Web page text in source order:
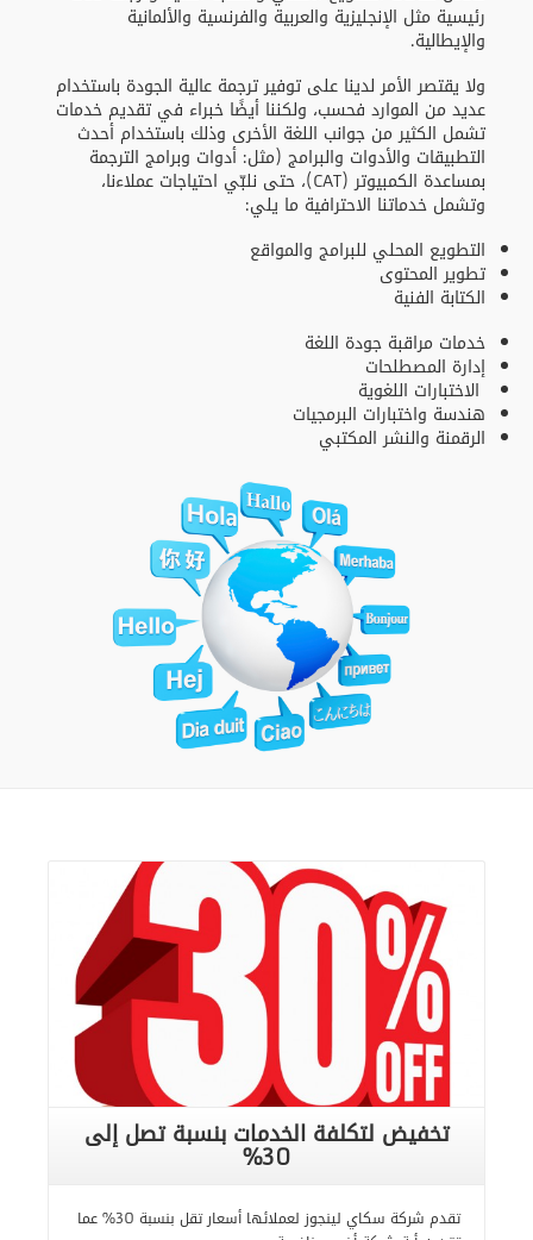
رئيسية مثل الإنجليزية والعربية والفرنسية والألمانية
والإيطالية.
ولا يقتصر الأمر لدينا على توفير ترجمة عالية الجودة باستخدام
عديد من الموارد فحسب، ولكننا أيضًا خبراء في تقديم خدمات
تشمل الكثير من جوانب اللغة الأخرى وذلك باستخدام أحدث
التطبيقات والأدوات والبرامج (مثل: أدوات وبرامج الترجمة
بمساعدة الكمبيوتر (CAT)، حتى نلبّي احتياجات عملاءنا،
وتشمل خدماتنا الاحترافية ما يلي:
التطويع المحلي للبرامج والمواقع
تطوير المحتوى
الكتابة الفنية
خدمات مراقبة جودة اللغة
إدارة المصطلحات
الاختبارات اللغوية
هندسة واختبارات البرمجيات
الرقمنة والنشر المكتبي
تخفيض لتكلفة الخدمات بنسبة تصل إلى
30%
تقدم شركة سكاي لينجوز لعملائها أسعار تقل بنسبة 30% عما